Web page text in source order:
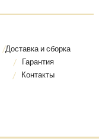
Доставка и сборка
Гарантия
Контакты